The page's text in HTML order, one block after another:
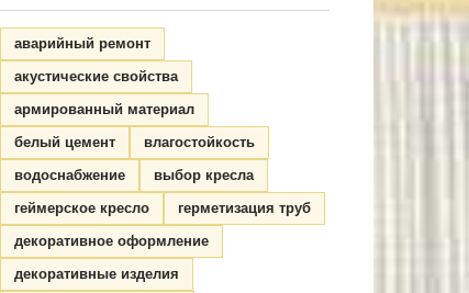
аварийный ремонт
акустические свойства
армированный материал
белый цемент
влагостойкость
водоснабжение
выбор кресла
геймерское кресло
герметизация труб
декоративное оформление
декоративные изделия